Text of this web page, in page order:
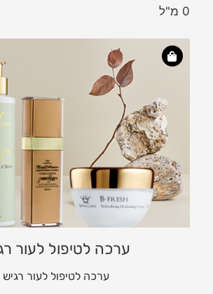
0 מ"ל
ערכה לטיפול לעור
ערכה לטיפול לעור רגיש